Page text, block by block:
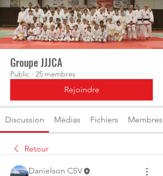
Groupe JJJCA
Public · 25 membres
Rejoindre
Discussion Médias Fichiers Membres
Retour
Danielson CSV